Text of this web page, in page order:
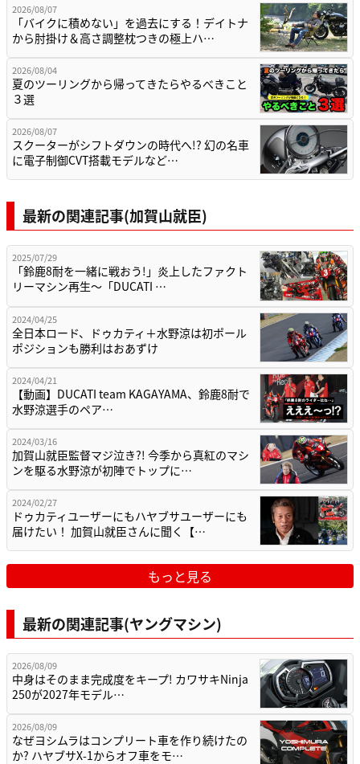
2026/08/07
「バイクに積めない」を過去にする！デイトナ
から肘掛け＆高さ調整枕つきの極上ハ…
2026/08/04
夏のツーリングから帰ってきたらやるべきこと
３選
2026/08/07
スクーターがシフトダウンの時代へ!? 幻の名車
に電子制御CVT搭載モデルなど…
最新の関連記事(加賀山就臣)
2025/07/29
「鈴鹿8耐を一緒に戦おう!」炎上したファクト
リーマシン再生～「DUCATI …
2024/04/25
全日本ロード、ドゥカティ＋水野涼は初ポール
ポジションも勝利はおあずけ
2024/04/21
【動画】DUCATI team KAGAYAMA、鈴鹿8耐で
水野涼選手のペア…
2024/03/16
加賀山就臣監督マジ泣き?! 今季から真紅のマシ
ンを駆る水野涼が初陣でトップに…
2024/02/27
ドゥカティユーザーにもハヤブサユーザーにも
届けたい！ 加賀山就臣さんに聞く【…
もっと見る
最新の関連記事(ヤングマシン)
2026/08/09
中身はそのまま完成度をキープ! カワサキNinja
250が2027年モデル…
2026/08/09
なぜヨシムラはコンプリート車を作り続けたの
か? ハヤブサX-1からオフ車をモ…